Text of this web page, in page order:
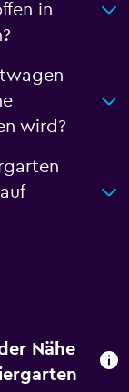
in
wird?
Nähe